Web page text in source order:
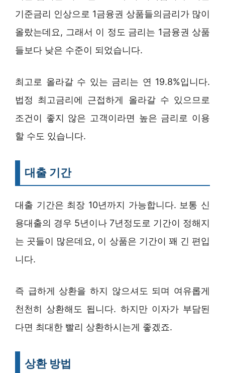
기준금리 인상으로 1금융권 상품들의금리가 많이
올랐는데요, 그래서 이 정도 금리는 1금융권 상품
들보다 낮은 수준이 되었습니다.
최고로 올라갈 수 있는 금리는 연 19.8%입니다.
법정 최고금리에 근접하게 올라갈 수 있으므로
조건이 좋지 않은 고객이라면 높은 금리로 이용
할 수도 있습니다.
대출 기간
대출 기간은 최장 10년까지 가능합니다. 보통 신
용대출의 경우 5년이나 7년정도로 기간이 정해지
는 곳들이 많은데요, 이 상품은 기간이 꽤 긴 편입
니다.
즉 급하게 상환을 하지 않으셔도 되며 여유롭게
천천히 상환해도 됩니다. 하지만 이자가 부담된
다면 최대한 빨리 상환하시는게 좋겠죠.
상환 방법